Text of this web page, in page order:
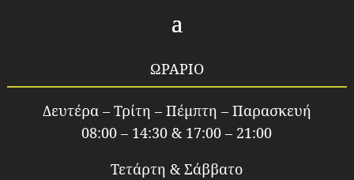
ΩΡΑΡΙΟ
Δευτέρα – Τρίτη – Πέμπτη – Παρασκευή
08:00 – 14:30 & 17:00 – 21:00
Τετάρτη & Σάββατο